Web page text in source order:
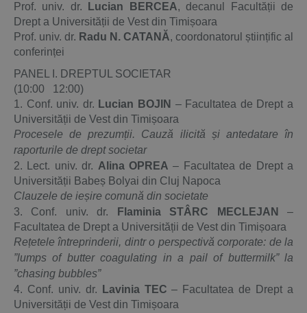
Prof. univ. dr.
Lucian BERCEA, decanul Facultății de
Drept a Universității de Vest din Timișoara
Prof. univ. dr. Radu N. CATANĂ, coordonatorul științific al
conferinței
PANEL I. DREPTUL SOCIETAR
(10:00 12:00)
1. Conf. univ. dr. Lucian BOJIN – Facultatea de Drept a
Universității de Vest din Timișoara
Procesele de prezumții. Cauză ilicită și antedatare în
raporturile de drept societar
2. Lect. univ. dr. Alina OPREA – Facultatea de Drept a
Universității Babeș Bolyai din Cluj Napoca
Clauzele de ieșire comună din societate
3. Conf. univ. dr.
Flaminia STÂRC MECLEJAN–
Facultatea de Drept a Universității de Vest din Timișoara
Rețetele întreprinderii, dintr o perspectivă corporate: de la
”lumps of butter coagulating in a pail of buttermilk” la
”chasing bubbles”
4. Conf. univ. dr.
Lavinia TEC – Facultatea de Drept a
Universității de Vest din Timișoara